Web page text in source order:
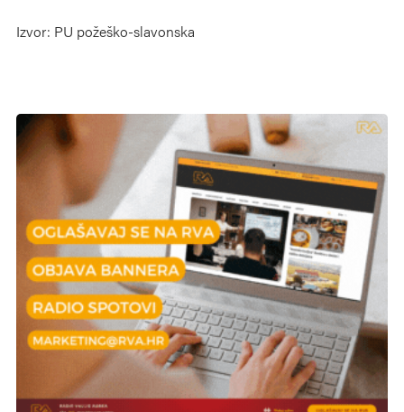
Izvor: PU požeško-slavonska